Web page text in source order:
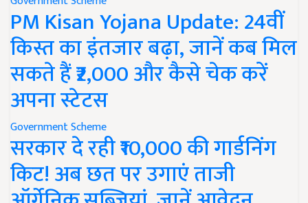
किस्त का इंतजार बढ़ा, जानें कब मिल
सकते हैं ₹2,000 और कैसे चेक करें
अपना स्टेटस
Government Scheme
सरकार दे रही ₹10,000 की गार्डनिंग
किट! अब छत पर उगाएं ताजी
ऑर्गेनिक सब्जियां, जानें आवेदन